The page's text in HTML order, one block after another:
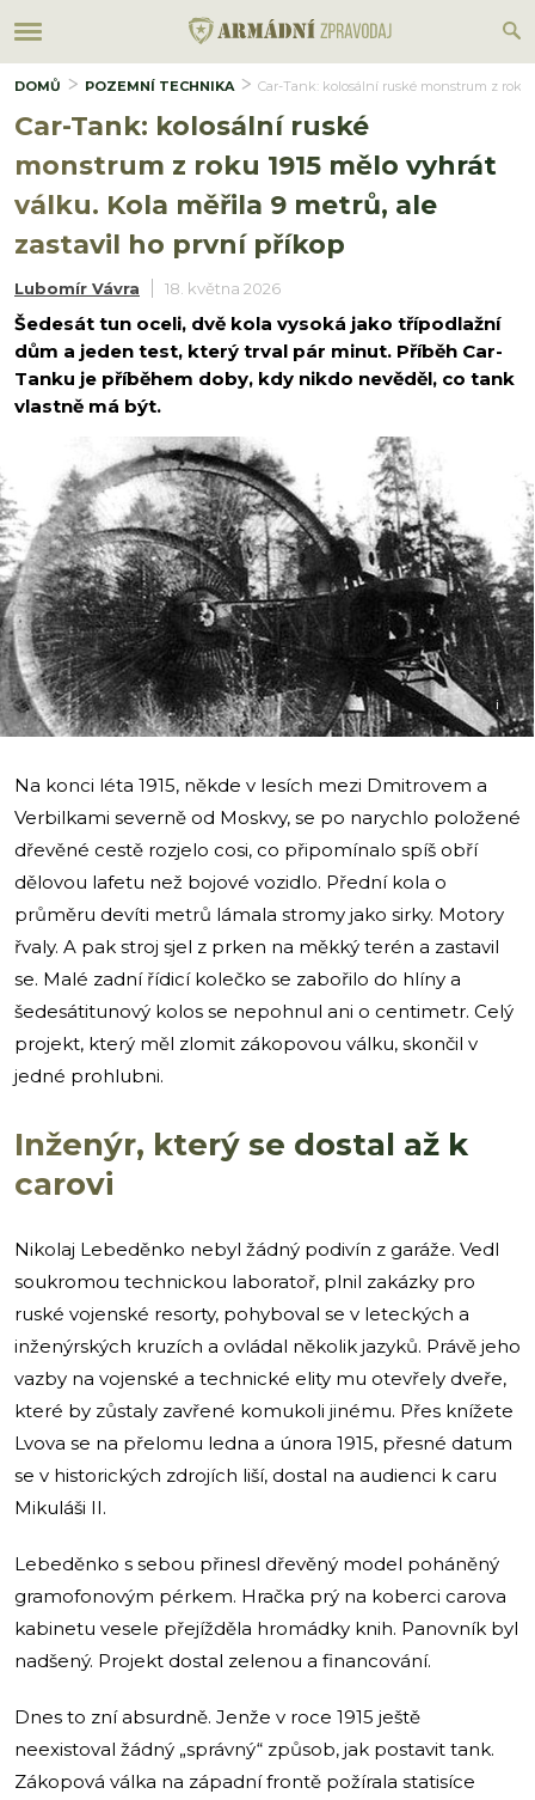
DOMŮ POZEMNÍ TECHNIKA Car-Tank: kolosální ruské monstrum z
Car-Tank: kolosální ruské
monstrum z roku 1915 mělo vyhrát
válku. Kola měřila 9 metrů, ale
zastavil ho první příkop
Lubomír Vávra 18. května 2026
Šedesát tun oceli, dvě kola vysoká jako třípodlažní
dům a jeden test, který trval pár minut. Příběh Car-
Tanku je příběhem doby, kdy nikdo nevěděl, co tank
vlastně má být.
i
Na konci léta 1915, někde v lesích mezi Dmitrovem a
Verbilkami severně od Moskvy, se po narychlo položené
dřevěné cestě rozjelo cosi, co připomínalo spíš obří
dělovou lafetu než bojové vozidlo. Přední kola o
průměru devíti metrů lámala stromy jako sirky. Motory
řvaly. A pak stroj sjel z prken na měkký terén a zastavil
se. Malé zadní řídicí kolečko se zabořilo do hlíny a
šedesátitunový kolos se nepohnul ani o centimetr. Celý
projekt, který měl zlomit zákopovou válku, skončil v
jedné prohlubni.
Inženýr, který se dostal až k
carovi
Nikolaj Lebeděnko nebyl žádný podivín z garáže. Vedl
soukromou technickou laboratoř, plnil zakázky pro
ruské vojenské resorty, pohyboval se v leteckých a
inženýrských kruzích a ovládal několik jazyků. Právě jeho
vazby na vojenské a technické elity mu otevřely dveře,
které by zůstaly zavřené komukoli jinému. Přes knížete
Lvova se na přelomu ledna a února 1915, přesné datum
se v historických zdrojích liší, dostal na audienci k caru
Mikuláši II.
Lebeděnko s sebou přinesl dřevěný model poháněný
gramofonovým pérkem. Hračka prý na koberci carova
kabinetu vesele přejížděla hromádky knih. Panovník byl
nadšený. Projekt dostal zelenou a financování.
Dnes to zní absurdně. Jenže v roce 1915 ještě
neexistoval žádný „správný“ způsob, jak postavit tank.
Zákopová válka na západní frontě požírala statisíce